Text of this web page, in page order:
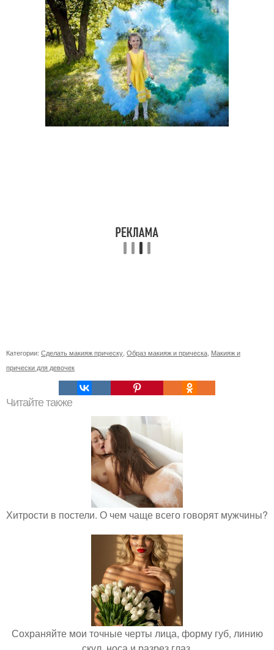
Категории: Сделать макияж прическу, Образ макияж и прическа, Макияж и
прически для девочек
Читайте также
Хитрости в постели. О чем чаще всего говорят мужчины?
Сохраняйте мои точные черты лица, форму губ, линию